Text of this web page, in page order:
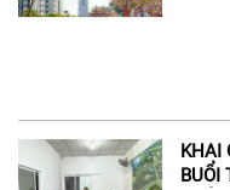
KHAI
BUỔI